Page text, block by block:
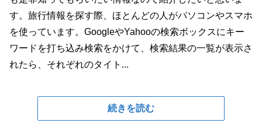
す。旅行情報を探す際、ほとんどの人がパソコンやスマホ
を使っています。GoogleやYahooの検索ボックスにキー
ワードを打ち込み検索をかけて、検索結果の一覧が表示さ
れたら、それぞれのタイト...
続きを読む